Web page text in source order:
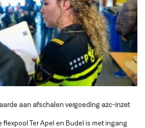
aan afschalen vergoeding azc-inzet
flexpool Ter Apel en Budel is met ingang